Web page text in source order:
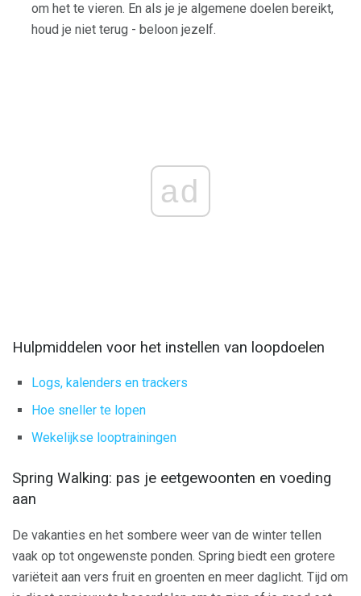
om het te vieren. En als je je algemene doelen bereikt,
houd je niet terug - beloon jezelf.
ad
Hulpmiddelen voor het instellen van loopdoelen
Logs, kalenders en trackers
Hoe sneller te lopen
Wekelijkse looptrainingen
Spring Walking: pas je eetgewoonten en voeding
aan
De vakanties en het sombere weer van de winter tellen
vaak op tot ongewenste ponden. Spring biedt een grotere
variëteit aan vers fruit en groenten en meer daglicht. Tijd om